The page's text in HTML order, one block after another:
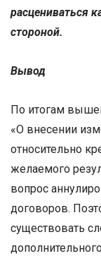
расцениваться
стороной.
Вывод
По итогам
«О внесении
относительно
желаемого
вопрос
договоров.
существовать